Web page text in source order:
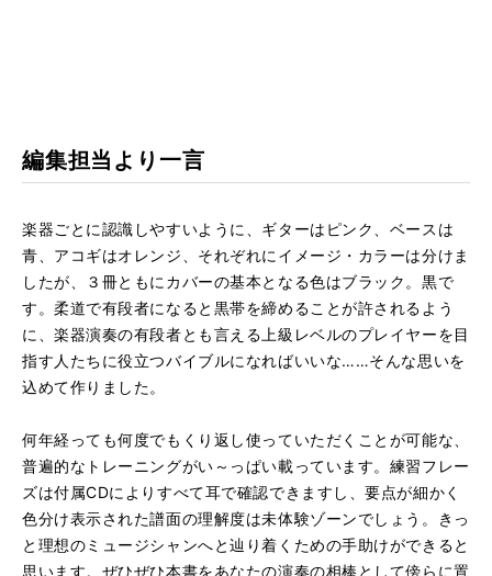
編集担当より一言
楽器ごとに認識しやすいように、ギターはピンク、ベースは
青、アコギはオレンジ、それぞれにイメージ・カラーは分けま
したが、３冊ともにカバーの基本となる色はブラック。黒で
す。柔道で有段者になると黒帯を締めることが許されるよう
に、楽器演奏の有段者とも言える上級レベルのプレイヤーを目
指す人たちに役立つバイブルになればいいな……そんな思いを
込めて作りました。
何年経っても何度でもくり返し使っていただくことが可能な、
普遍的なトレーニングがい～っぱい載っています。練習フレー
ズは付属CDによりすべて耳で確認できますし、要点が細かく
色分け表示された譜面の理解度は未体験ゾーンでしょう。きっ
と理想のミュージシャンへと辿り着くための手助けができると
思います。ぜひぜひ本書をあなたの演奏の相棒として傍らに置